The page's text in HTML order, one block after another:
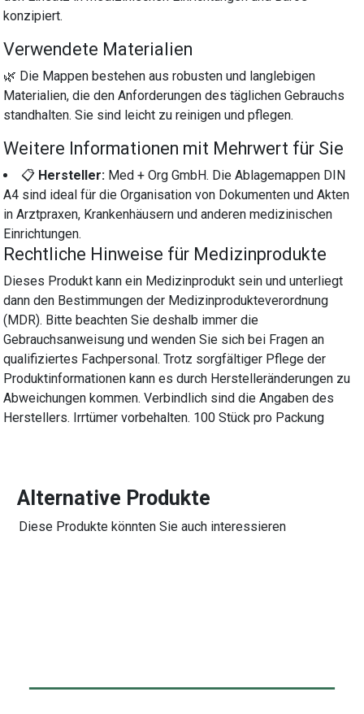
konzipiert.
Verwendete Materialien
🌿 Die Mappen bestehen aus robusten und langlebigen
Materialien, die den Anforderungen des täglichen Gebrauchs
standhalten. Sie sind leicht zu reinigen und pflegen.
Weitere Informationen mit Mehrwert für Sie
📋 Hersteller: Med + Org GmbH. Die Ablagemappen DIN
A4 sind ideal für die Organisation von Dokumenten und Akten
in Arztpraxen, Krankenhäusern und anderen medizinischen
Einrichtungen.
Rechtliche Hinweise für Medizinprodukte
Dieses Produkt kann ein Medizinprodukt sein und unterliegt
dann den Bestimmungen der Medizinprodukteverordnung
(MDR). Bitte beachten Sie deshalb immer die
Gebrauchsanweisung und wenden Sie sich bei Fragen an
qualifiziertes Fachpersonal. Trotz sorgfältiger Pflege der
Produktinformationen kann es durch Herstelleränderungen zu
Abweichungen kommen. Verbindlich sind die Angaben des
Herstellers. Irrtümer vorbehalten. 100 Stück pro Packung
Alternative Produkte
Diese Produkte könnten Sie auch interessieren